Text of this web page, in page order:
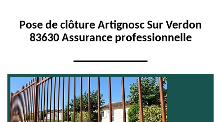
Pose de clôture Artignosc Sur Verdon
83630 Assurance professionnelle